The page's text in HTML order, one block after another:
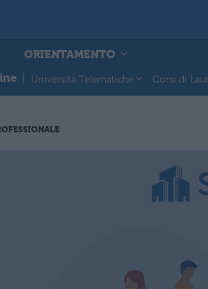
ORIENTAMENTO
Università Telematiche Corsi di